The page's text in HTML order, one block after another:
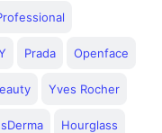
Prada Openface
Yves Rocher
Hourglass